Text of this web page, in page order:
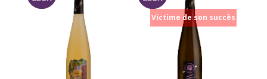
Victime de son succès